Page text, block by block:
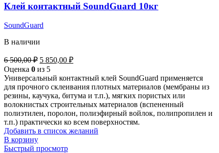
Клей контактный SoundGuard 10кг
SoundGuard
В наличии
6 500,00₽ Первоначальная
цена
составляла
6
500,00 ₽.
5 850,00 ₽Текущая
5
850,00 ₽.
Оценка 0 из 5
Универсальный контактный клей SoundGuard применяется
для прочного склеивания плотных материалов (мембраны из
резины, каучука, битума и т.п.), мягких пористых или
волокнистых строительных материалов (вспененный
полиэтилен, поролон, полиэфирный войлок, полипропилен и
т.п.) практически ко всем поверхностям.
Добавить в список желаний
В корзину
Быстрый просмотр